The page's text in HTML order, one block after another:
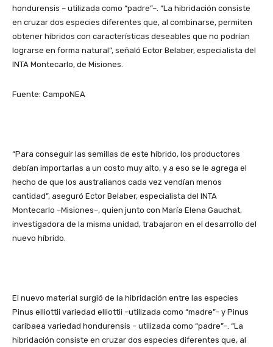
hondurensis – utilizada como “padre”–. “La hibridación consiste
en cruzar dos especies diferentes que, al combinarse, permiten
obtener híbridos con características deseables que no podrían
lograrse en forma natural”, señaló Ector Belaber, especialista del
INTA Montecarlo, de Misiones.
Fuente: CampoNEA
“Para conseguir las semillas de este híbrido, los productores
debían importarlas a un costo muy alto, y a eso se le agrega el
hecho de que los australianos cada vez vendían menos
cantidad”, aseguró Ector Belaber, especialista del INTA
Montecarlo –Misiones–, quien junto con María Elena Gauchat,
investigadora de la misma unidad, trabajaron en el desarrollo del
nuevo híbrido.
El nuevo material surgió de la hibridación entre las especies
Pinus elliottii variedad elliottii –utilizada como “madre”– y Pinus
caribaea variedad hondurensis – utilizada como “padre”–. “La
hibridación consiste en cruzar dos especies diferentes que, al